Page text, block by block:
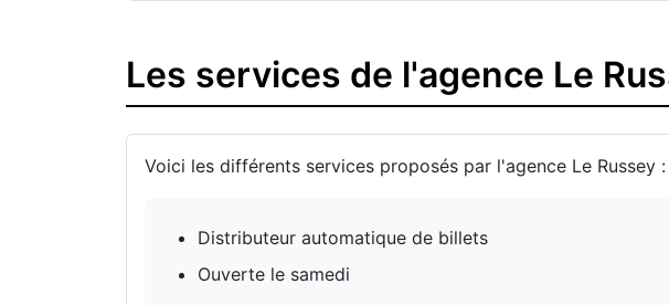
Les services de l'agence Le
Voici les différents services proposés par l'agence Le Russey :
Distributeur automatique de billets
Ouverte le samedi